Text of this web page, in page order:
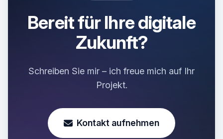
Bereit für Ihre digitale
Zukunft?
Schreiben Sie mir – ich freue mich auf Ihr
Projekt.
Kontakt aufnehmen